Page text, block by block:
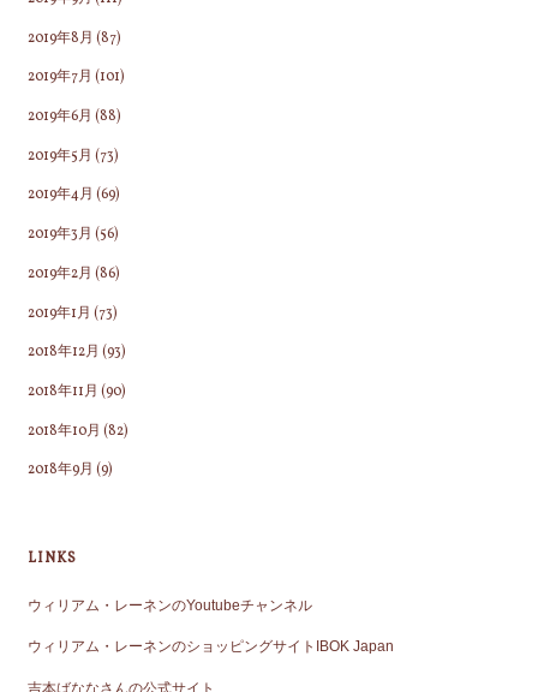
2019年8月 (87)
2019年7月 (101)
2019年6月 (88)
2019年5月 (73)
2019年4月 (69)
2019年3月 (56)
2019年2月 (86)
2019年1月 (73)
2018年12月 (93)
2018年11月 (90)
2018年10月 (82)
2018年9月 (9)
LINKS
ウィリアム・レーネンのYoutubeチャンネル
ウィリアム・レーネンのショッピングサイトIBOK Japan
吉本ばななさんの公式サイト